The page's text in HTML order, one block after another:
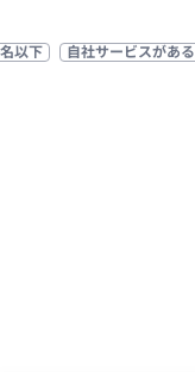
以下 自社サービスがある